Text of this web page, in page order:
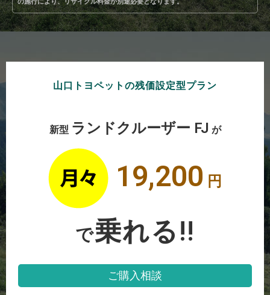
山口トヨペットの残価設定型プラン
新型 ランドクルーザー FJ が
19,200 円
で乗れる!!
ご購入相談